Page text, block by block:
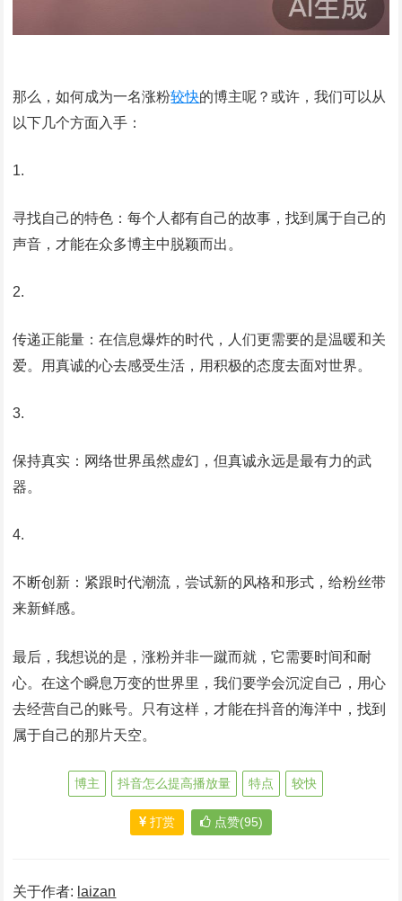
那么，如何成为一名涨粉较快的博主呢？或许，我们可以从
以下几个方面入手：
寻找自己的特色：每个人都有自己的故事，找到属于自己的
声音，才能在众多博主中脱颖而出。
传递正能量：在信息爆炸的时代，人们更需要的是温暖和关
爱。用真诚的心去感受生活，用积极的态度去面对世界。
保持真实：网络世界虽然虚幻，但真诚永远是最有力的武
器。
不断创新：紧跟时代潮流，尝试新的风格和形式，给粉丝带
来新鲜感。
最后，我想说的是，涨粉并非一蹴而就，它需要时间和耐
心。在这个瞬息万变的世界里，我们要学会沉淀自己，用心
去经营自己的账号。只有这样，才能在抖音的海洋中，找到
属于自己的那片天空。
博主 抖音怎么提高播放量 特点 较快
打赏 点赞(95)
关于作者: laizan